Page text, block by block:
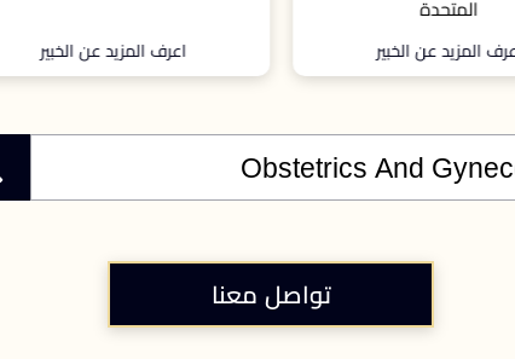
اعرف المزيد عن الخبير اعرف المزيد عن الخبير
تواصل معنا